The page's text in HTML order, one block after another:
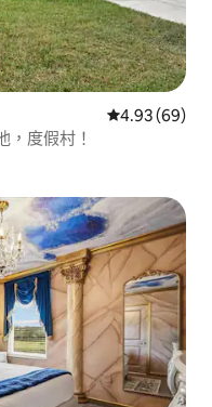
從 69 則評價
4.93 (69)
，度假村！